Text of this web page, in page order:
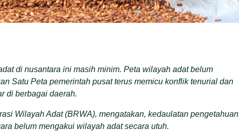
di nusantara ini masih minim. Peta wilayah adat belum
Satu Peta pemerintah pusat terus memicu konflik tenurial dan
di berbagai daerah.
Wilayah Adat (BRWA), mengatakan, kedaulatan pengetahuan
belum mengakui wilayah adat secara utuh.